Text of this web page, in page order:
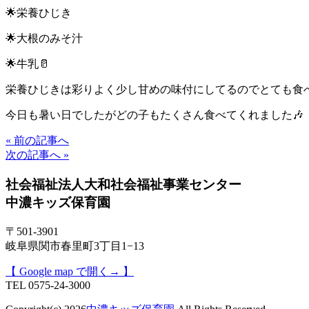
🌟栄養ひじき
🌟大根のみそ汁
🌟牛乳🥛
栄養ひじきは彩りよく少し甘めの味付にしてるのでとても食
今日も暑い日でしたがどの子もたくさん食べてくれました🎶
« 前の記事へ
次の記事へ »
社会福祉法人大和社会福祉事業センター
中濃キッズ保育園
〒501-3901
岐阜県関市春里町3丁目1−13
【 Google map で開く→ 】
TEL 0575-24-3000